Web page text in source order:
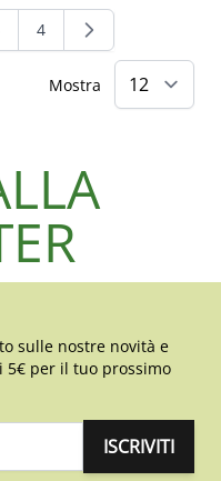
leggendo la pagina
Pagina
4
Mostra
sulle nostre novità e
5€ per il tuo prossimo
ISCRIVITI